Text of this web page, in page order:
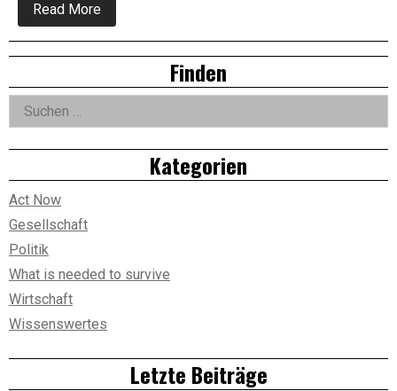
Read More
Der
Osten
Demokratie
Right
Asides
Finden
Suchen
nach:
Kategorien
Act Now
Gesellschaft
Politik
What is needed to survive
Wirtschaft
Wissenswertes
Letzte Beiträge